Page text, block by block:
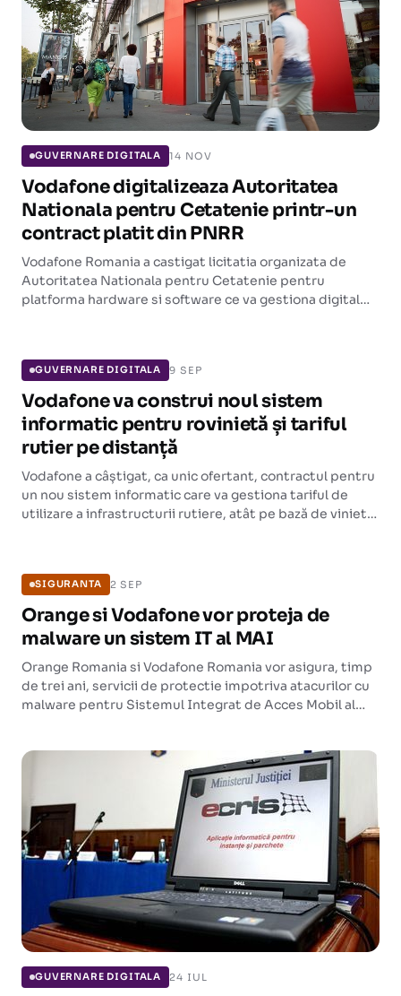
GUVERNARE DIGITALA 14 NOV
Vodafone digitalizeaza Autoritatea
Nationala pentru Cetatenie printr-un
contract platit din PNRR
Vodafone Romania a castigat licitatia organizata de
Autoritatea Nationala pentru Cetatenie pentru
platforma hardware si software ce va gestiona digital
GUVERNARE DIGITALA 9 SEP
Vodafone va construi noul sistem
informatic pentru rovinietă și tariful
rutier pe distanță
Vodafone a câștigat, ca unic ofertant, contractul pentru
un nou sistem informatic care va gestiona tariful de
utilizare a infrastructurii rutiere, atât pe bază de vinietă,
SIGURANTA 2 SEP
Orange si Vodafone vor proteja de
malware un sistem IT al MAI
Orange Romania si Vodafone Romania vor asigura, timp
de trei ani, servicii de protectie impotriva atacurilor cu
malware pentru Sistemul Integrat de Acces Mobil al
GUVERNARE DIGITALA 24 IUL